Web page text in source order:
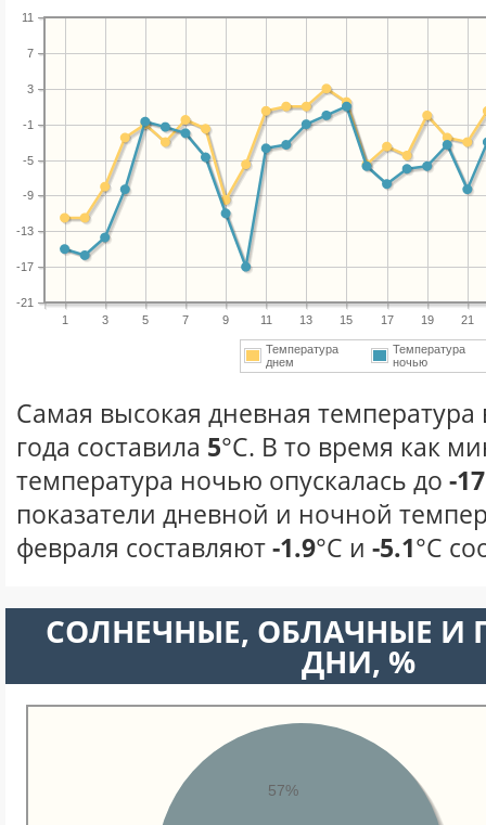
1 3 5 7 9 11 13 15 17 19 21
-21
-17
-13
-9
-5
-1
3
7
11
Температура
днем
Температура
ночью
Самая высокая дневная температура
года составила 5°С. В то время как
температура ночью опускалась до -17
показатели дневной и ночной
февраля составляют-1.9°С и -5.1°С
CОЛНЕЧНЫЕ, ОБЛАЧНЫЕ И
ДНИ, %
57%